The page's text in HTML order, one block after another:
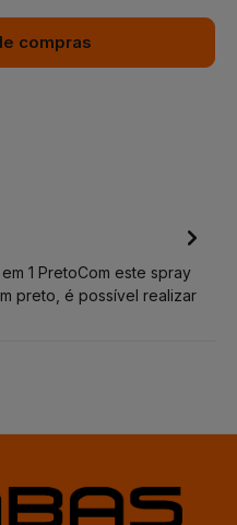
compras
1 PretoCom este spray
preto, é possível realizar